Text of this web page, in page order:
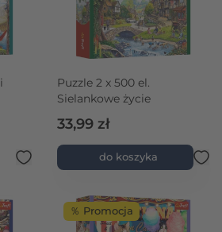
Puzzle 2 x 500 el.
Sielankowe życie
33,99 zł
do koszyka
％ Promocja